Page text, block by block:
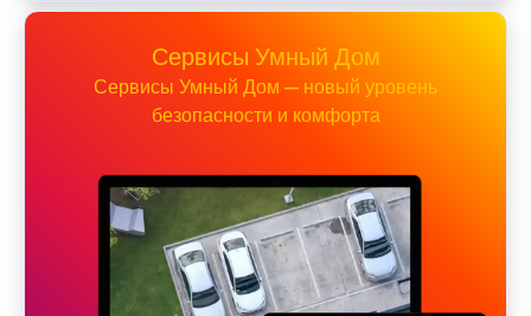
Сервисы Умный Дом
Сервисы Умный Дом — новый уровень
безопасности и комфорта